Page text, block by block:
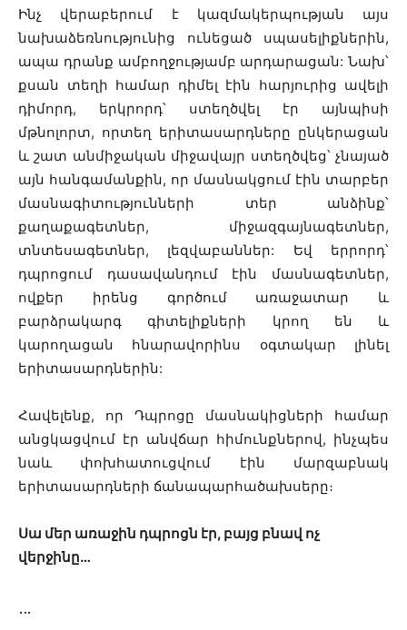
Ինչ վերաբերում է կազմակերպության այս
նախաձեռնությունից ունեցած սպասելիքներին,
ապա դրանք ամբողջությամբ արդարացան: Նախ՝
քսան տեղի համար դիմել էին հարյուրից ավելի
դիմորդ, երկրորդ՝ ստեղծվել էր այնպիսի
մթնոլորտ, որտեղ երիտասարդները ընկերացան
և շատ անմիջական միջավայր ստեղծվեց՝ չնայած
այն հանգամանքին, որ մասնակցում էին տարբեր
մասնագիտությունների տեր անձինք՝
քաղաքագետներ, միջազգայնագետներ,
տնտեսագետներ, լեզվաբաններ: Եվ երրորդ՝
դպրոցում դասավանդում էին մասնագետներ,
ովքեր իրենց գործում առաջատար և
բարձրակարգ գիտելիքների կրող են և
կարողացան հնարավորինս օգտակար լինել
երիտասարդներին:
Հավելենք, որ Դպրոցը մասնակիցների համար
անցկացվում էր անվճար հիմունքներով, ինչպես
նաև փոխհատուցվում էին մարզաբնակ
երիտասարդների ճանապարհածախսերը։
Սա մեր առաջին դպրոցն էր, բայց բնավ ոչ
վերջինը…
…